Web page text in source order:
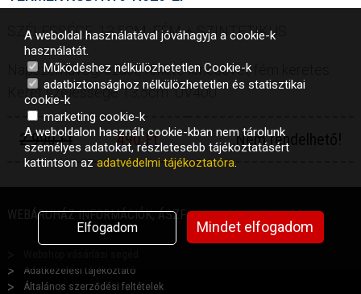
SZÉLESSÉGE: 13,5CM, FÉM + SZINTETIKUS
Napszemüveg, ezüst, fekete lencsével, fém keretes.
Keret szélessége 13,5cm. UV400
2 990 Ft 490 Ft Nem rendelhető!
WEBÁRUHÁZ INFORMÁCIÓK, ÁSZF
Adatkezelési tájékoztató
Általános szerződési feltételek
A weboldal használatával jóváhagyja a cookie-k
használatát.
Működéshez nélkülözhetetlen Cookie-k
adatbiztonsághoz nélkülözhetetlen és statisztikai
cookie-k
marketing cookie-k
A weboldalon használt cookie-kban nem tárolunk
személyes adatokat, részletesebb tájékoztatásért
kattintson az adatvédelmi tájékoztatóra.
Elfogadom Mindet elfogadom